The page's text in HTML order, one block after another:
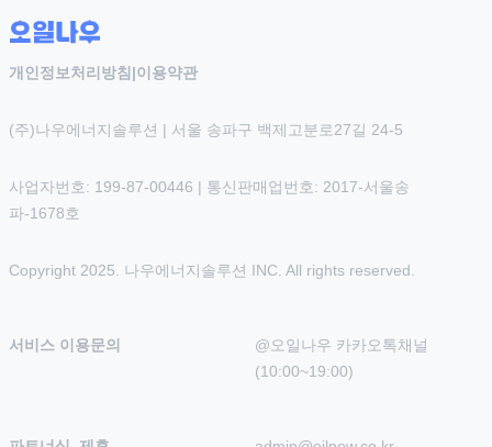
개인정보처리방침|이용약관
(주)나우에너지솔루션 | 서울 송파구 백제고분로27길 24-5
사업자번호: 199-87-00446 | 통신판매업번호: 2017-서울송
파-1678호
Copyright 2025. 나우에너지솔루션 INC. All rights reserved.
서비스 이용문의
@오일나우 카카오톡채널
(10:00~19:00)